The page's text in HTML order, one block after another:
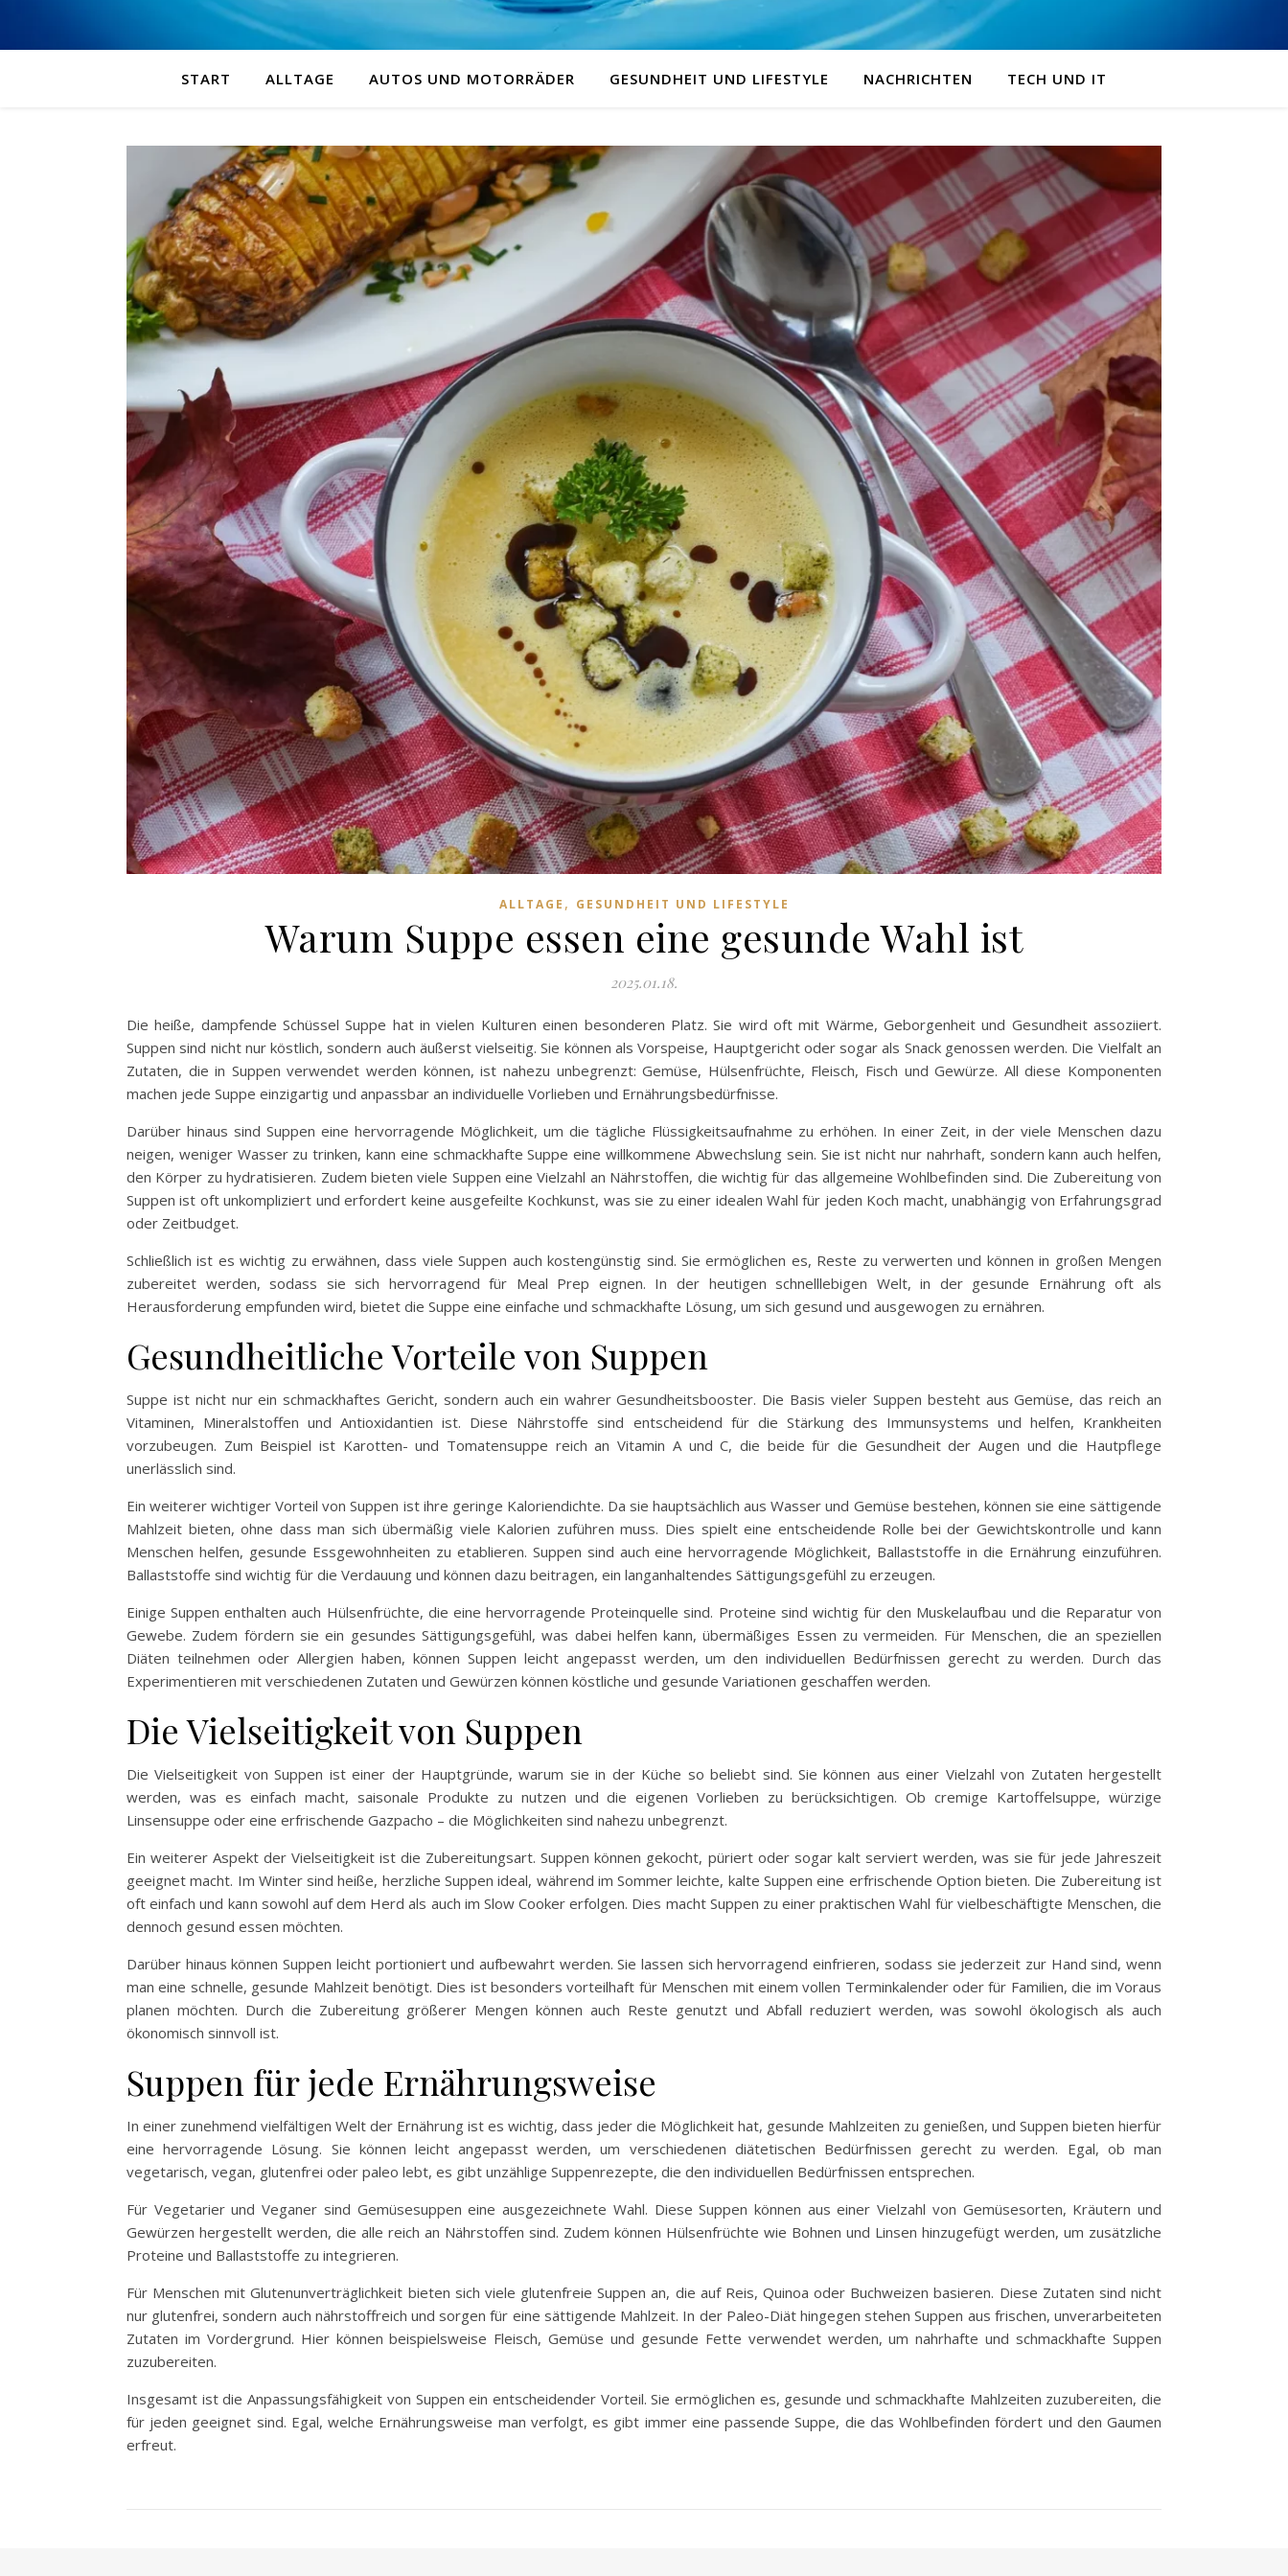
START ALLTAGE AUTOS UND MOTORRÄDER GESUNDHEIT UND LIFESTYLE NACHRICHTEN TECH UND IT
ALLTAGE , GESUNDHEIT UND LIFESTYLE
Warum Suppe essen eine gesunde Wahl ist
2025.01.18.
Die heiße, dampfende Schüssel Suppe hat in vielen Kulturen einen besonderen Platz. Sie wird oft mit Wärme, Geborgenheit und Gesundheit assoziiert.
Suppen sind nicht nur köstlich, sondern auch äußerst vielseitig. Sie können als Vorspeise, Hauptgericht oder sogar als Snack genossen werden. Die Vielfalt an
Zutaten, die in Suppen verwendet werden können, ist nahezu unbegrenzt: Gemüse, Hülsenfrüchte, Fleisch, Fisch und Gewürze. All diese Komponenten
machen jede Suppe einzigartig und anpassbar an individuelle Vorlieben und Ernährungsbedürfnisse.
Darüber hinaus sind Suppen eine hervorragende Möglichkeit, um die tägliche Flüssigkeitsaufnahme zu erhöhen. In einer Zeit, in der viele Menschen dazu
neigen, weniger Wasser zu trinken, kann eine schmackhafte Suppe eine willkommene Abwechslung sein. Sie ist nicht nur nahrhaft, sondern kann auch helfen,
den Körper zu hydratisieren. Zudem bieten viele Suppen eine Vielzahl an Nährstoffen, die wichtig für das allgemeine Wohlbefinden sind. Die Zubereitung von
Suppen ist oft unkompliziert und erfordert keine ausgefeilte Kochkunst, was sie zu einer idealen Wahl für jeden Koch macht, unabhängig von Erfahrungsgrad
oder Zeitbudget.
Schließlich ist es wichtig zu erwähnen, dass viele Suppen auch kostengünstig sind. Sie ermöglichen es, Reste zu verwerten und können in großen Mengen
zubereitet werden, sodass sie sich hervorragend für Meal Prep eignen. In der heutigen schnelllebigen Welt, in der gesunde Ernährung oft als
Herausforderung empfunden wird, bietet die Suppe eine einfache und schmackhafte Lösung, um sich gesund und ausgewogen zu ernähren.
Gesundheitliche Vorteile von Suppen
Suppe ist nicht nur ein schmackhaftes Gericht, sondern auch ein wahrer Gesundheitsbooster. Die Basis vieler Suppen besteht aus Gemüse, das reich an
Vitaminen, Mineralstoffen und Antioxidantien ist. Diese Nährstoffe sind entscheidend für die Stärkung des Immunsystems und helfen, Krankheiten
vorzubeugen. Zum Beispiel ist Karotten- und Tomatensuppe reich an Vitamin A und C, die beide für die Gesundheit der Augen und die Hautpflege
unerlässlich sind.
Ein weiterer wichtiger Vorteil von Suppen ist ihre geringe Kaloriendichte. Da sie hauptsächlich aus Wasser und Gemüse bestehen, können sie eine sättigende
Mahlzeit bieten, ohne dass man sich übermäßig viele Kalorien zuführen muss. Dies spielt eine entscheidende Rolle bei der Gewichtskontrolle und kann
Menschen helfen, gesunde Essgewohnheiten zu etablieren. Suppen sind auch eine hervorragende Möglichkeit, Ballaststoffe in die Ernährung einzuführen.
Ballaststoffe sind wichtig für die Verdauung und können dazu beitragen, ein langanhaltendes Sättigungsgefühl zu erzeugen.
Einige Suppen enthalten auch Hülsenfrüchte, die eine hervorragende Proteinquelle sind. Proteine sind wichtig für den Muskelaufbau und die Reparatur von
Gewebe. Zudem fördern sie ein gesundes Sättigungsgefühl, was dabei helfen kann, übermäßiges Essen zu vermeiden. Für Menschen, die an speziellen
Diäten teilnehmen oder Allergien haben, können Suppen leicht angepasst werden, um den individuellen Bedürfnissen gerecht zu werden. Durch das
Experimentieren mit verschiedenen Zutaten und Gewürzen können köstliche und gesunde Variationen geschaffen werden.
Die Vielseitigkeit von Suppen
Die Vielseitigkeit von Suppen ist einer der Hauptgründe, warum sie in der Küche so beliebt sind. Sie können aus einer Vielzahl von Zutaten hergestellt
werden, was es einfach macht, saisonale Produkte zu nutzen und die eigenen Vorlieben zu berücksichtigen. Ob cremige Kartoffelsuppe, würzige
Linsensuppe oder eine erfrischende Gazpacho – die Möglichkeiten sind nahezu unbegrenzt.
Ein weiterer Aspekt der Vielseitigkeit ist die Zubereitungsart. Suppen können gekocht, püriert oder sogar kalt serviert werden, was sie für jede Jahreszeit
geeignet macht. Im Winter sind heiße, herzliche Suppen ideal, während im Sommer leichte, kalte Suppen eine erfrischende Option bieten. Die Zubereitung ist
oft einfach und kann sowohl auf dem Herd als auch im Slow Cooker erfolgen. Dies macht Suppen zu einer praktischen Wahl für vielbeschäftigte Menschen, die
dennoch gesund essen möchten.
Darüber hinaus können Suppen leicht portioniert und aufbewahrt werden. Sie lassen sich hervorragend einfrieren, sodass sie jederzeit zur Hand sind, wenn
man eine schnelle, gesunde Mahlzeit benötigt. Dies ist besonders vorteilhaft für Menschen mit einem vollen Terminkalender oder für Familien, die im Voraus
planen möchten. Durch die Zubereitung größerer Mengen können auch Reste genutzt und Abfall reduziert werden, was sowohl ökologisch als auch
ökonomisch sinnvoll ist.
Suppen für jede Ernährungsweise
In einer zunehmend vielfältigen Welt der Ernährung ist es wichtig, dass jeder die Möglichkeit hat, gesunde Mahlzeiten zu genießen, und Suppen bieten hierfür
eine hervorragende Lösung. Sie können leicht angepasst werden, um verschiedenen diätetischen Bedürfnissen gerecht zu werden. Egal, ob man
vegetarisch, vegan, glutenfrei oder paleo lebt, es gibt unzählige Suppenrezepte, die den individuellen Bedürfnissen entsprechen.
Für Vegetarier und Veganer sind Gemüsesuppen eine ausgezeichnete Wahl. Diese Suppen können aus einer Vielzahl von Gemüsesorten, Kräutern und
Gewürzen hergestellt werden, die alle reich an Nährstoffen sind. Zudem können Hülsenfrüchte wie Bohnen und Linsen hinzugefügt werden, um zusätzliche
Proteine und Ballaststoffe zu integrieren.
Für Menschen mit Glutenunverträglichkeit bieten sich viele glutenfreie Suppen an, die auf Reis, Quinoa oder Buchweizen basieren. Diese Zutaten sind nicht
nur glutenfrei, sondern auch nährstoffreich und sorgen für eine sättigende Mahlzeit. In der Paleo-Diät hingegen stehen Suppen aus frischen, unverarbeiteten
Zutaten im Vordergrund. Hier können beispielsweise Fleisch, Gemüse und gesunde Fette verwendet werden, um nahrhafte und schmackhafte Suppen
zuzubereiten.
Insgesamt ist die Anpassungsfähigkeit von Suppen ein entscheidender Vorteil. Sie ermöglichen es, gesunde und schmackhafte Mahlzeiten zuzubereiten, die
für jeden geeignet sind. Egal, welche Ernährungsweise man verfolgt, es gibt immer eine passende Suppe, die das Wohlbefinden fördert und den Gaumen
erfreut.